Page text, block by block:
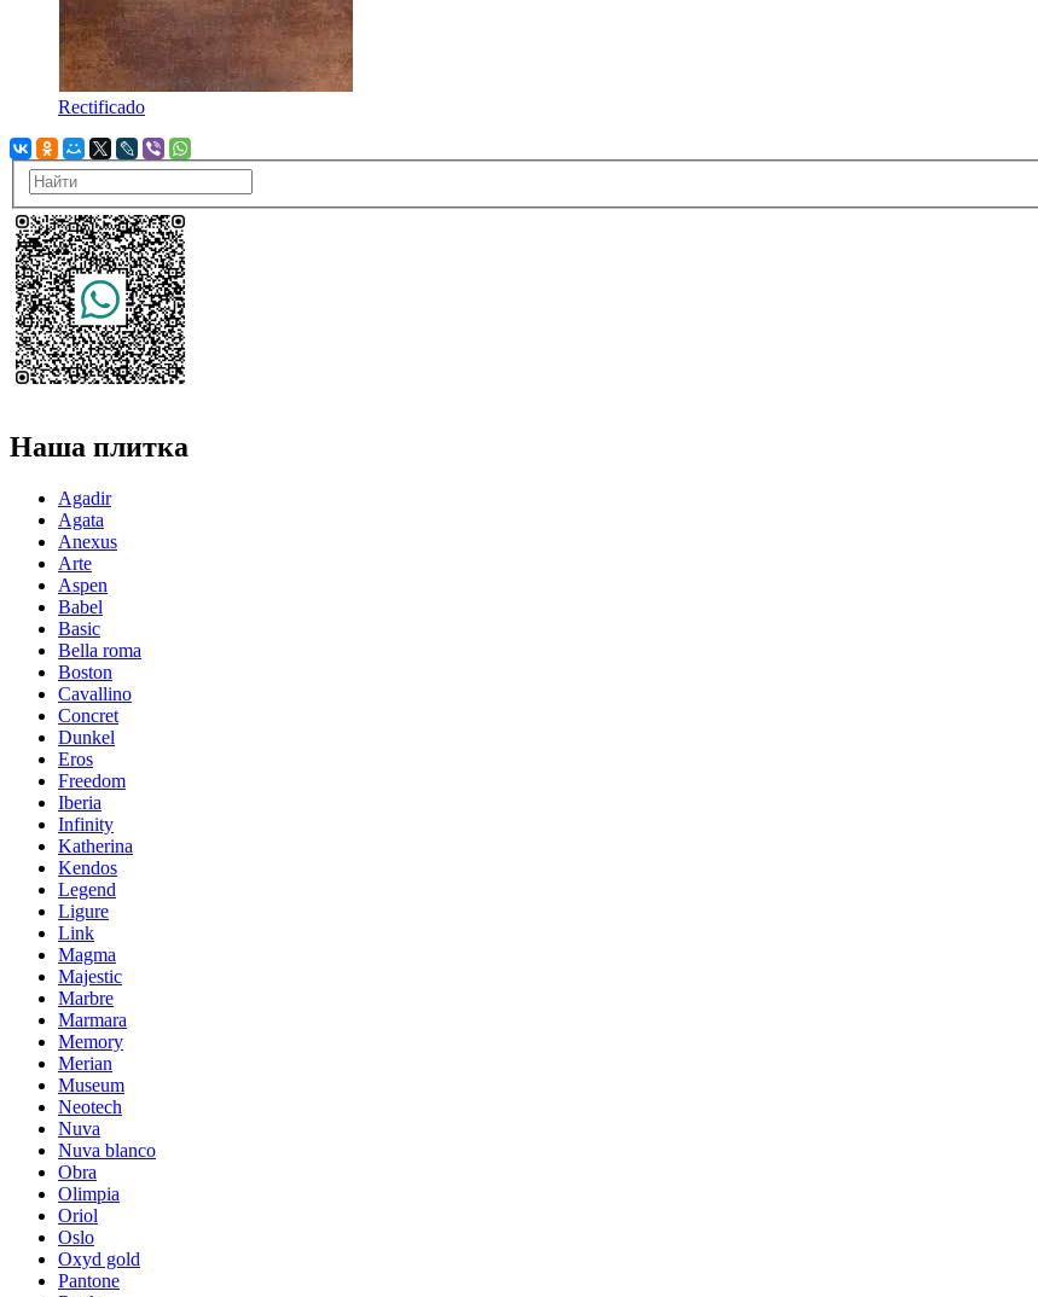
Rectificado
Наша плитка
Agadir
Agata
Anexus
Arte
Aspen
Babel
Basic
Bella roma
Boston
Cavallino
Concret
Dunkel
Eros
Freedom
Iberia
Infinity
Katherina
Kendos
Legend
Ligure
Link
Magma
Majestic
Marbre
Marmara
Memory
Merian
Museum
Neotech
Nuva
Nuva blanco
Obra
Olimpia
Oriol
Oslo
Oxyd gold
Pantone